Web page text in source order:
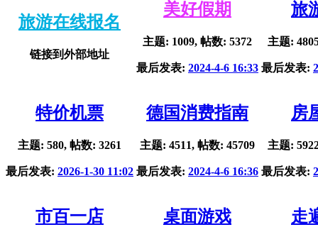
旅游在线报名
链接到外部地址
美好假期
主题: 1009, 帖数: 5372
最后发表: 2024-4-6 16:33
旅
主题:
最后发表:
特价机票
主题: 580, 帖数: 3261
最后发表: 2026-1-30 11:02
德国消费指南
主题: 4511, 帖数: 45709
最后发表: 2024-4-6 16:36
房
主题:
最后发表:
市百一店 桌面游戏 走